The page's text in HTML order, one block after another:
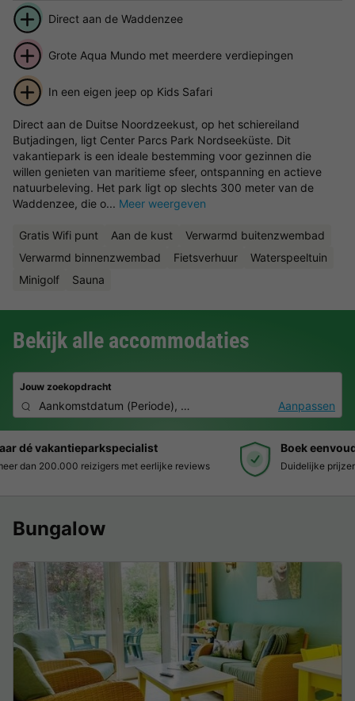
Direct aan de Waddenzee
Grote Aqua Mundo met meerdere verdiepingen
In een eigen jeep op Kids Safari
Direct aan de Duitse Noordzeekust, op het schiereiland
Butjadingen, ligt Center Parcs Park Nordseeküste. Dit
vakantiepark is een ideale bestemming voor gezinnen die
willen genieten van maritieme sfeer, ontspanning en actieve
natuurbeleving. Het park ligt op slechts 300 meter van de
Waddenzee, die o... Meer weergeven
Gratis Wifi punt Aan de kust
Verwarmd buitenzwembad
Verwarmd binnenzwembad
Fietsverhuur
Waterspeeltuin
Minigolf
Sauna
Bekijk alle accommodaties
Jouw zoekopdracht
Aankomstdatum (Periode), 2 deelnemers, 0 huisdierAanpassen
Boek eenvoudig en zonder stress
Duidelijke prijzen, moeiteloos boeken en veilige betaalomgeving
Bungalow